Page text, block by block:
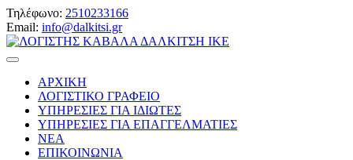
Τηλέφωνο: 2510233166
Email: info@dalkitsi.gr
ΑΡΧΙΚΗ
ΛΟΓΙΣΤΙΚΟ ΓΡΑΦΕΙΟ
ΥΠΗΡΕΣΙΕΣ ΓΙΑ ΙΔΙΩΤΕΣ
ΥΠΗΡΕΣΙΕΣ ΓΙΑ ΕΠΑΓΓΕΛΜΑΤΙΕΣ
ΝΕΑ
ΕΠΙΚΟΙΝΩΝΙΑ